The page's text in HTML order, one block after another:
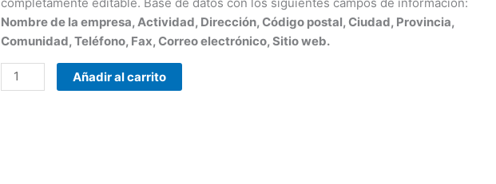
Nombre de la empresa, Actividad, Dirección, Código postal, Ciudad, Provincia,
Comunidad, Teléfono, Fax, Correo electrónico, Sitio web.
Añadir al carrito